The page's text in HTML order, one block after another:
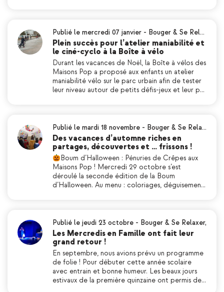
Publié le mercredi 07 janvier - Bouger & Se Rel…
Plein succès pour l’atelier maniabilité et
le ciné-cyclo à la Boîte à vélo
Durant les vacances de Noël, la Boîte à vélos des
Maisons Pop a proposé aux enfants un atelier
maniabilité vélo sur le parc urbain afin de tester
leur niveau autour de petits défis-jeux et leur p…
Publié le mardi 18 novembre - Bouger & Se Rela…
Des vacances d’automne riches en
partages, découvertes et … frissons !
Boum d’Halloween : Pénuries de Crêpes aux
Maisons Pop ! Mercredi 29 octobre s’est
déroulé la seconde édition de la Boum
d’Halloween. Au menu : coloriages, déguisemen…
Publié le jeudi 23 octobre - Bouger & Se Relaxer,
Les Mercredis en Famille ont fait leur
grand retour !
En septembre, nous avions prévu un programme
de folie ! Pour débuter cette année scolaire
avec entrain et bonne humeur. Les beaux jours
estivaux de la première quinzaine ont permis de…